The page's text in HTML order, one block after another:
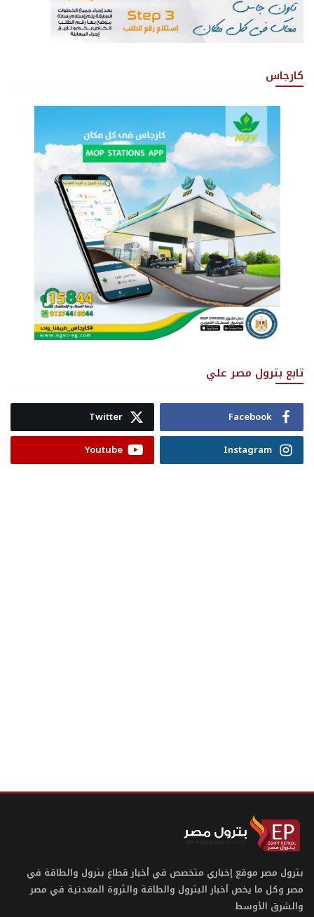
كارجاس
تابع بترول مصر علي
Facebook
Twitter
Instagram
Youtube
بترول مصر موقع إخباري متخصص في أخبار قطاع بترول والطاقة في
مصر وكل ما يخص أخبار البترول والطاقة والثروة المعدنية في مصر
والشرق الأوسط